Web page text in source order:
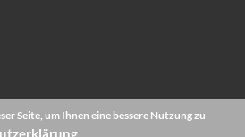
Seite, um Ihnen eine bessere Nutzung zu